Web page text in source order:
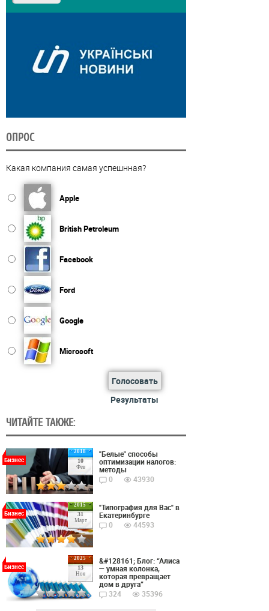
ОПРОС
Какая компания самая успешнная?
Apple
British Petroleum
Facebook
Ford
Google
Microsoft
Голосовать
Результаты
ЧИТАЙТЕ ТАКЖЕ:
2018
10
Фев
Бизнес
"Белые" способы
оптимизации налогов:
методы
0
43930
2015
31
Март
Бизнес
"Типография для Вас" в
Екатеринбурге
0
44593
2025
13
Ноя
Бизнес
&#128161; Блог: “Алиса
— умная колонка,
которая превращает
дом в друга”
324
35396